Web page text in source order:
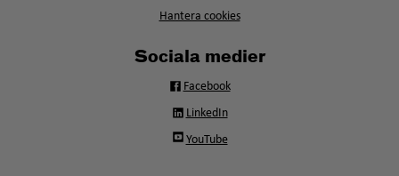
Hantera cookies
Sociala medier
Facebook
LinkedIn
YouTube